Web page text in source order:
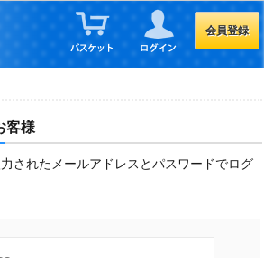
会員登録
客様
されたメールアドレスとパスワードでログ